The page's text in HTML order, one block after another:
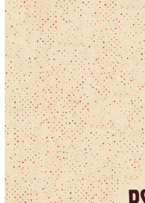
Escriben & participan
Actualidad y sociedad
Educación
Literatura
Filosofía